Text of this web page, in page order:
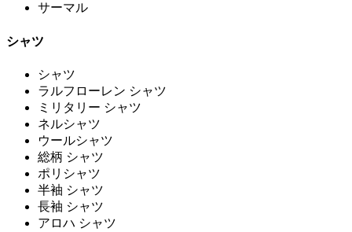
サーマル
シャツ
シャツ
ラルフローレン シャツ
ミリタリー シャツ
ネルシャツ
ウールシャツ
総柄 シャツ
ポリシャツ
半袖 シャツ
長袖 シャツ
アロハ シャツ